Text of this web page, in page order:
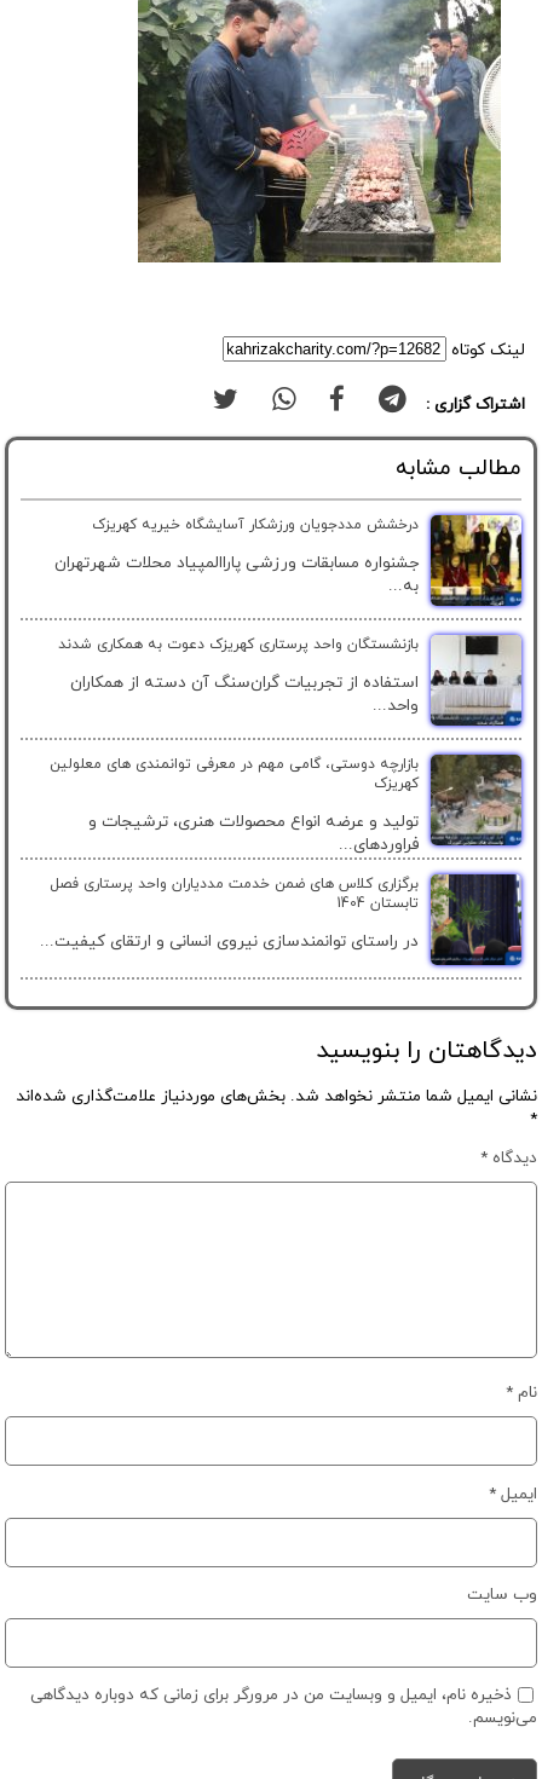
لینک کوتاه
اشتراک گزاری :
مطالب مشابه
درخشش مددجویان ورزشکار آسایشگاه خیریه کهریزک
جشنواره مسابقات ورزشی پاراالمپیاد محلات شهرتهران
به...
بازنشستگان واحد پرستاری کهریزک دعوت به همکاری شدند
استفاده از تجربیات گران‌سنگ آن دسته از همکاران
واحد...
بازارچه دوستی، گامی مهم در معرفی توانمندی های معلولین
کهریزک
تولید و عرضه انواع محصولات هنری، ترشیجات و
فراوردهای...
برگزاری کلاس های ضمن خدمت مددیاران واحد پرستاری فصل
تابستان 1404
در راستای توانمندسازی نیروی انسانی و ارتقای کیفیت...
دیدگاهتان را بنویسید
نشانی ایمیل شما منتشر نخواهد شد. بخش‌های موردنیاز علامت‌گذاری شده‌اند
*
دیدگاه*
نام*
ایمیل*
وب‌ سایت
ذخیره نام، ایمیل و وبسایت من در مرورگر برای زمانی که دوباره دیدگاهی
می‌نویسم.